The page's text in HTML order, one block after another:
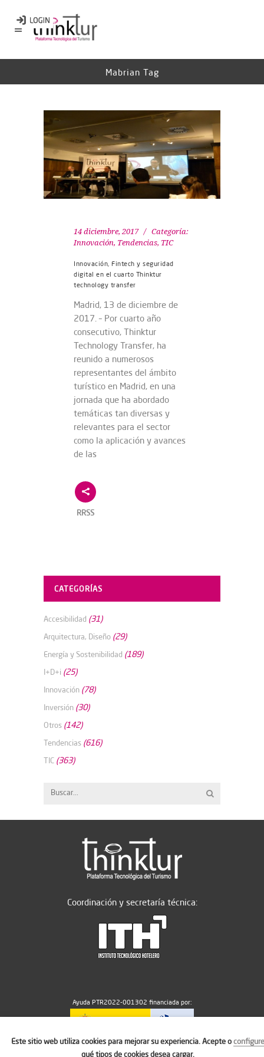
Mabrian Tag
14 diciembre, 2017
Categoría:
Innovación, Tendencias, TIC
Innovación, Fintech y seguridad
digital en el cuarto Thinktur
technology transfer
Madrid, 13 de diciembre de
2017. – Por cuarto año
consecutivo, Thinktur
Technology Transfer, ha
reunido a numerosos
representantes del ámbito
turístico en Madrid, en una
jornada que ha abordado
temáticas tan diversas y
relevantes para el sector
como la aplicación y avances
de las
RRSS
CATEGORÍAS
Accesibilidad (31)
Arquitectura, Diseño (29)
Energía y Sostenibilidad (189)
I+D+i (25)
Innovación (78)
Inversión (30)
Otros (142)
Tendencias (616)
TIC (363)
Coordinación y secretaría técnica:
Ayuda PTR2022-001302 financiada por:
MICIU/AEI/10.13039/501100011033
Este sitio web utiliza cookies para mejorar su experiencia. Acepte oconfigure
qué tipos de cookies desea cargar.